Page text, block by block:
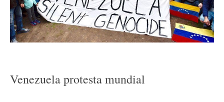
Venezuela protesta mundial